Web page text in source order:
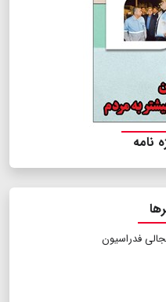
نامه
فدراسیون